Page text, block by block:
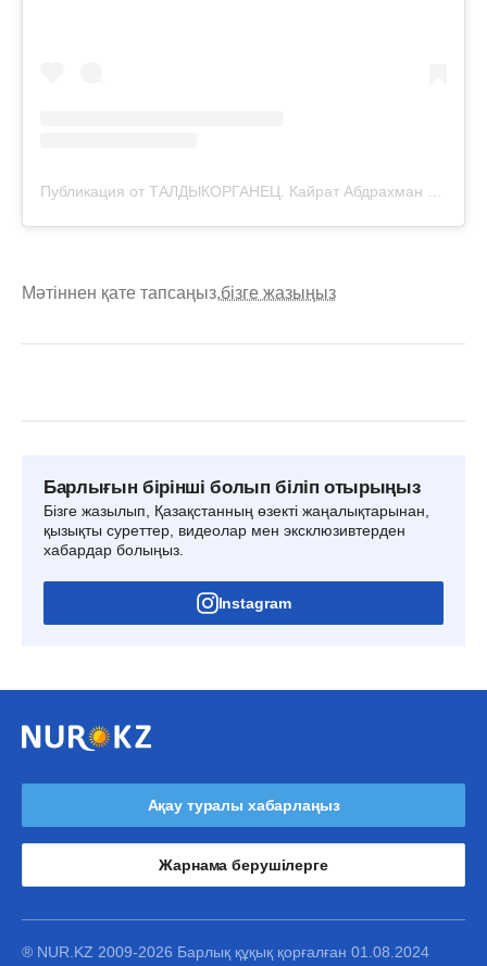
Мәтіннен қате тапсаңыз,бізге жазыңыз
Барлығын бірінші болып біліп отырыңыз
Бізге жазылып, Қазақстанның өзекті жаңалықтарынан,
қызықты суреттер, видеолар мен эксклюзивтерден
хабардар болыңыз.
Instagram
Ақау туралы хабарлаңыз
Жарнама берушілерге
® NUR.KZ 2009-2026 Барлық құқық қорғалған 01.08.2024